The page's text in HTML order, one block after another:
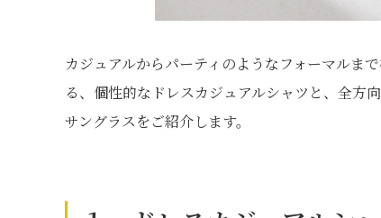
カジュアルからパーティのようなフォーマルま
る、個性的なドレスカジュアルシャツと、全方
サングラスをご紹介します。